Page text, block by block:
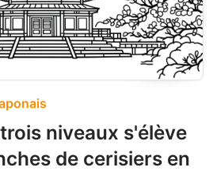
niveaux s'élève
de cerisiers en